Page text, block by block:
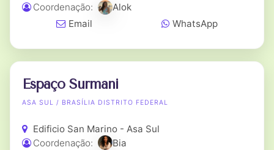
Coordenação:
Alok
Email
WhatsApp
Espaço Surmani
ASA SUL / BRASÍLIA DISTRITO FEDERAL
Edificio San Marino - Asa Sul
Coordenação:
Bia